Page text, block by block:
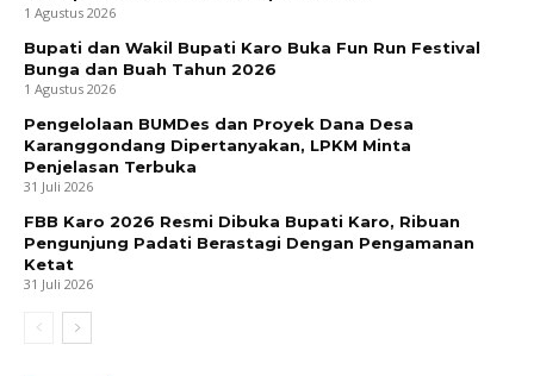
1 Agustus 2026
Bupati dan Wakil Bupati Karo Buka Fun Run Festival
Bunga dan Buah Tahun 2026
1 Agustus 2026
Pengelolaan BUMDes dan Proyek Dana Desa
Karanggondang Dipertanyakan, LPKM Minta
Penjelasan Terbuka
31 Juli 2026
FBB Karo 2026 Resmi Dibuka Bupati Karo, Ribuan
Pengunjung Padati Berastagi Dengan Pengamanan
Ketat
31 Juli 2026